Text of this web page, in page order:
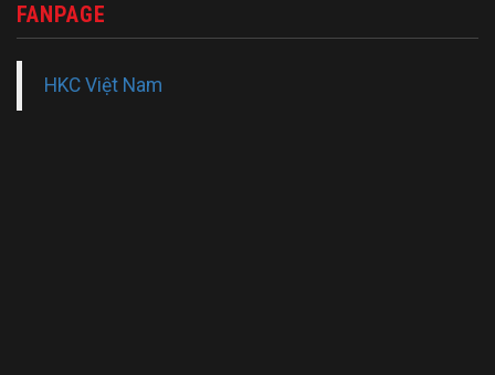
FANPAGE
HKC Việt Nam